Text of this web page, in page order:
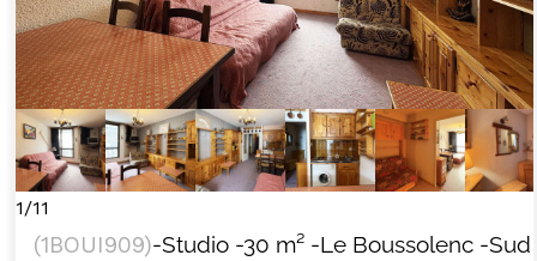
1/11
(1BOUI909)-Studio -30 m² -Le Boussolenc -Sud